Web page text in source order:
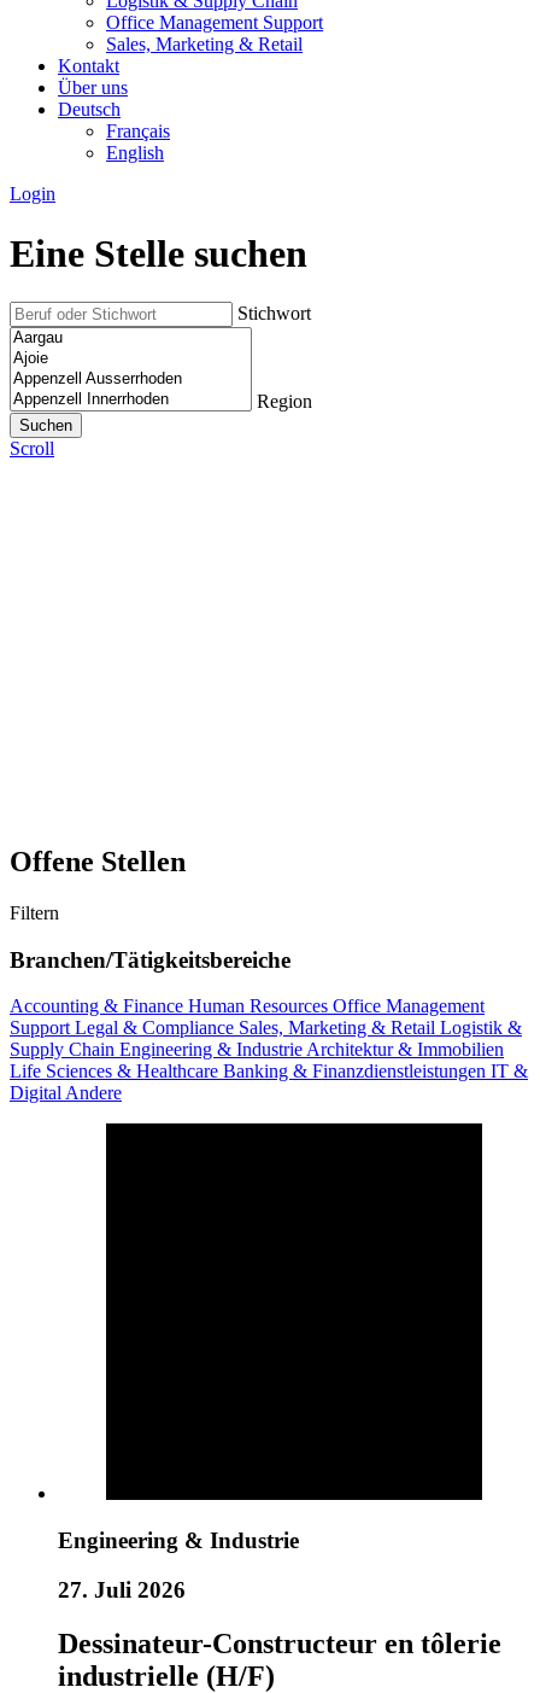
Office Management Support
Sales, Marketing & Retail
Kontakt
Über uns
Deutsch
Français
English
Login
Eine Stelle suchen
Stichwort
Region
Scroll
Offene Stellen
Filtern
Branchen/Tätigkeitsbereiche
Accounting & Finance Human Resources Office Management
SupportLegal & Compliance Sales, Marketing & Retail Logistik &
Supply Chain Engineering & IndustrieArchitektur & Immobilien
Life Sciences & Healthcare Banking & Finanzdienstleistungen IT &
DigitalAndere
Engineering & Industrie
27. Juli 2026
Dessinateur-Constructeur en tôlerie
industrielle (H/F)